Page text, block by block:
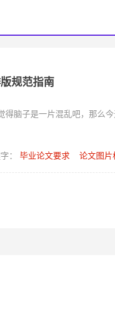
规范指南
脑子是一片混乱吧，那么
： 毕业论文要求 论文图片